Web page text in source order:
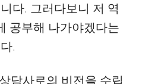
다. 그러다보니 저 역
공부해 나가야겠다는
.
담사로의 비전을 수립